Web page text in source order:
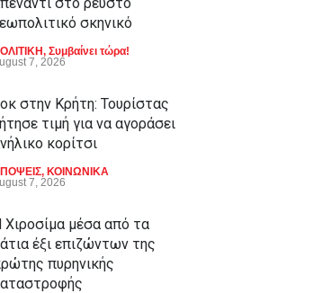
σκηνικό
, Συμβαίνει τώρα!
7, 2026
στην Κρήτη: Τουρίστας
τιμή για να αγοράσει
κορίτσι
, ΚΟΙΝΩΝΙΚΑ
7, 2026
Χιροσίμα μέσα από τα
έξι επιζώντων της
πυρηνικής